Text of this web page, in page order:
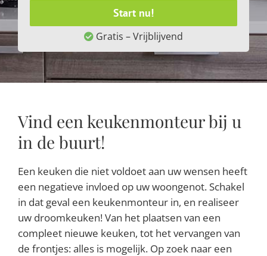
Start nu!
Gratis – Vrijblijvend
Vind een keukenmonteur bij u
in de buurt!
Een keuken die niet voldoet aan uw wensen heeft
een negatieve invloed op uw woongenot. Schakel
in dat geval een keukenmonteur in, en realiseer
uw droomkeuken! Van het plaatsen van een
compleet nieuwe keuken, tot het vervangen van
de frontjes: alles is mogelijk. Op zoek naar een